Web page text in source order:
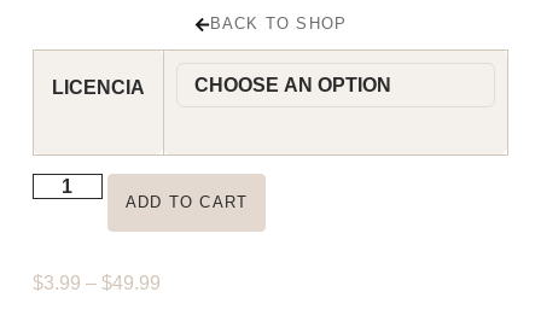
BACK TO SHOP
LICENCIA
ADD TO CART
$3.99 – $49.99